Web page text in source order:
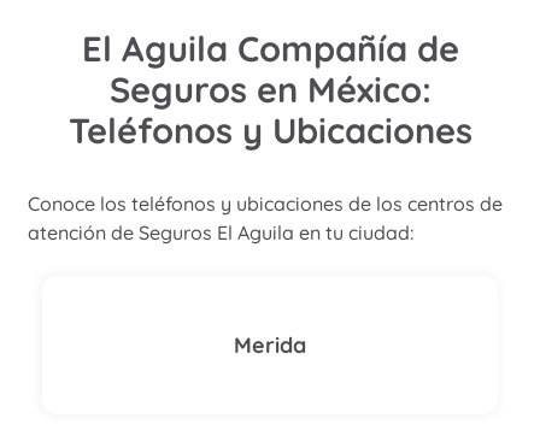
El Aguila Compañía de
Seguros en México:
Teléfonos y Ubicaciones
Conoce los teléfonos y ubicaciones de los centros de
atención de Seguros El Aguila en tu ciudad:
Merida